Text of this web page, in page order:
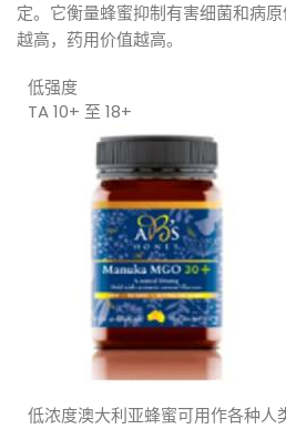
定。它衡量蜂蜜抑制有害细菌和病
越高，药用价值越高。
低强度
TA 10+ 至 18+
低浓度澳大利亚蜂蜜可用作各种人